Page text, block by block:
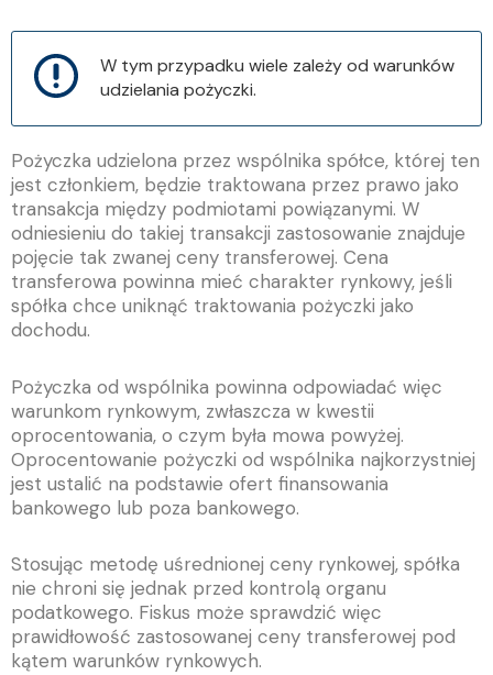
W tym przypadku wiele zależy od warunków
udzielania pożyczki.
Pożyczka udzielona przez wspólnika spółce, której ten
jest członkiem, będzie traktowana przez prawo jako
transakcja między podmiotami powiązanymi. W
odniesieniu do takiej transakcji zastosowanie znajduje
pojęcie tak zwanej ceny transferowej. Cena
transferowa powinna mieć charakter rynkowy, jeśli
spółka chce uniknąć traktowania pożyczki jako
dochodu.
Pożyczka od wspólnika powinna odpowiadać więc
warunkom rynkowym, zwłaszcza w kwestii
oprocentowania, o czym była mowa powyżej.
Oprocentowanie pożyczki od wspólnika najkorzystniej
jest ustalić na podstawie ofert finansowania
bankowego lub poza bankowego.
Stosując metodę uśrednionej ceny rynkowej, spółka
nie chroni się jednak przed kontrolą organu
podatkowego. Fiskus może sprawdzić więc
prawidłowość zastosowanej ceny transferowej pod
kątem warunków rynkowych.